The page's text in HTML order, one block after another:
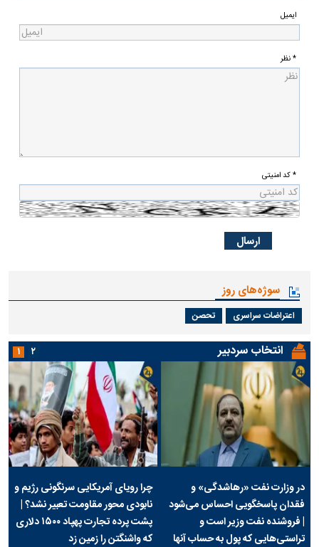
ایمیل
* نظر
* کد امنیتی
سوژه‌های روز
اعتراضات سراسری تحصن
انتخاب سردبیر
در وزارت نفت «رهاشدگی» و
فقدان پاسخگویی احساس می‌شود
| فروشنده نفت وزیر است و
تراستی‌هایی که پول به حساب آنها
چرا رویای آمریکایی سرنگونی رژیم و
نابودی محور مقاومت تعبیر نشد؟ |
پشت پرده تجارت پهپاد‌ ۱۵۰۰ دلاری
که واشنگتن را زمین زد
۱ ۲